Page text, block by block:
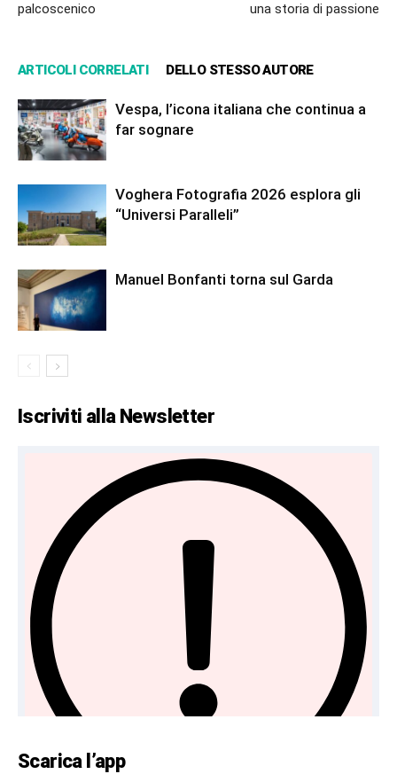
palcoscenico
una storia di passione
ARTICOLI CORRELATI DELLO STESSO AUTORE
Vespa, l’icona italiana che continua a
far sognare
Voghera Fotografia 2026 esplora gli
“Universi Paralleli”
Manuel Bonfanti torna sul Garda
Iscriviti alla Newsletter
Scarica l’app